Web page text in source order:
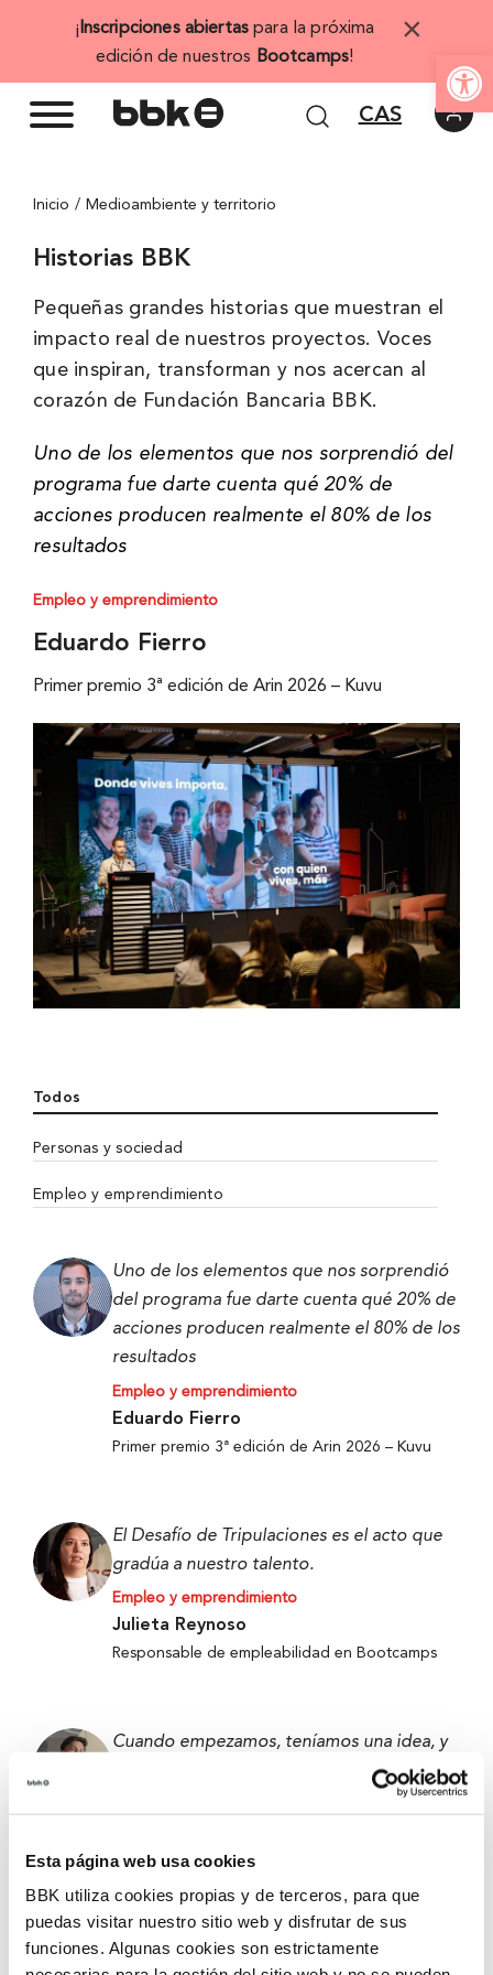
Abrir
Esta página web usa cookies
BBK utiliza cookies propias y de terceros, para que
puedas visitar nuestro sitio web y disfrutar de sus
funciones. Algunas cookies son estrictamente
¡ Inscripciones abiertas para la próxima
edición de nuestros Bootcamps!
×
CAS
Inicio Medioambiente y territorio
Historias BBK
Pequeñas grandes historias que muestran el
impacto real de nuestros proyectos. Voces
que inspiran, transforman y nos acercan al
corazón de Fundación Bancaria BBK.
Uno de los elementos que nos sorprendió del
programa fue darte cuenta qué 20% de
acciones producen realmente el 80% de los
resultados
Empleo y emprendimiento
Eduardo Fierro
Primer premio 3ª edición de Arin 2026 – Kuvu
Todos
Personas y sociedad
Empleo y emprendimiento
Uno de los elementos que nos sorprendió
del programa fue darte cuenta qué 20% de
acciones producen realmente el 80% de los
resultados
Empleo y emprendimiento
Eduardo Fierro
Primer premio 3ª edición de Arin 2026 – Kuvu
El Desafío de Tripulaciones es el acto que
gradúa a nuestro talento.
Empleo y emprendimiento
Julieta Reynoso
Responsable de empleabilidad en Bootcamps
Cuando empezamos, teníamos una idea, y
ahora tenemos un prototipo que funciona.
Primer premio de 5ª edición de Ekin 2026 –
Metabokare